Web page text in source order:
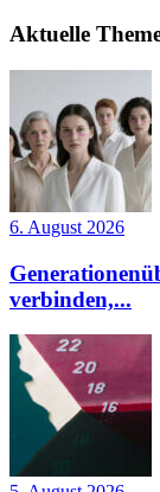
Aktuelle
6. August 2026
verbinden,...